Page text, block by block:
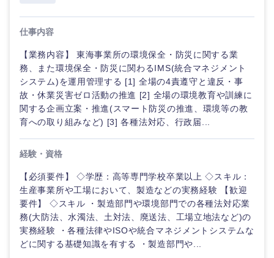
仕事内容
【業務内容】 東海事業所の環境保全・防災に関する業
務、また環境保全・防災に関わるIMS(統合マネジメント
システム)を運用管理する [1] 全場の4責遵守と違反・事
故・休業災害ゼロ活動の推進 [2] 全場の環境教育や訓練に
関する企画立案・推進(スマート防災の推進、環境等の教
育への取り組みなど) [3] 各種法対応、行政届...
経験・資格
【必須要件】 ◇学歴：高等専門学校卒業以上 ◇スキル：
生産事業所や工場において、製造などの実務経験 【歓迎
要件】 ◇スキル ・製造部門や環境部門での各種法対応業
務(大防法、水濁法、土対法、廃送法、工場立地法など)の
実務経験 ・各種法律やISOや統合マネジメントシステムな
どに関する基礎知識を有する ・製造部門や...